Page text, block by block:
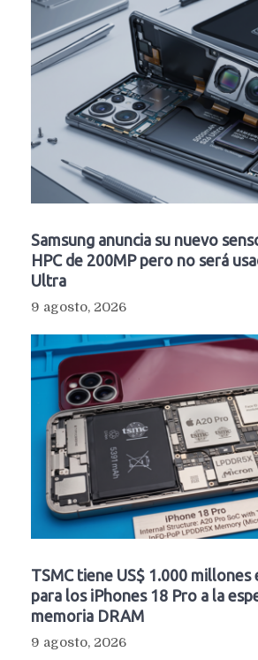
Samsung anuncia su nuevo
HPC de 200MP pero no será
Ultra
9 agosto, 2026
TSMC tiene US$ 1.000 millones
para los iPhones 18 Pro a la
memoria DRAM
9 agosto, 2026